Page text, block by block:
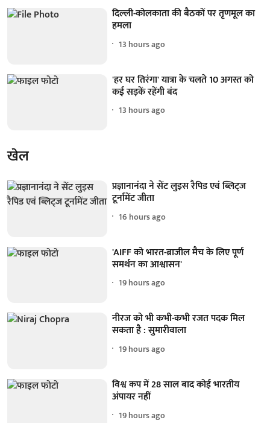
दिल्ली-कोलकाता की बैठकों पर तृणमूल का
हमला
13 hours ago
'हर घर तिरंगा' यात्रा के चलते 10 अगस्त को
कई सड़कें रहेंगी बंद
13 hours ago
खेल
प्रज्ञानानंदा ने सेंट लुइस रैपिड एवं ब्लिट्ज
टूर्नामेंट जीता
16 hours ago
'AIFF को भारत-ब्राजील मैच के लिए पूर्ण
समर्थन का आश्वासन'
19 hours ago
नीरज को भी कभी-कभी रजत पदक मिल
सकता है : सुमारीवाला
19 hours ago
विश्व कप में 28 साल बाद कोई भारतीय
अंपायर नहीं
19 hours ago